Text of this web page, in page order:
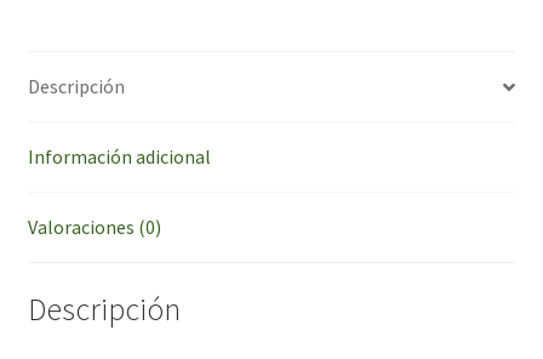
Descripción
Información adicional
Valoraciones (0)
Descripción